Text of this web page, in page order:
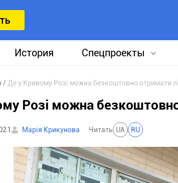
История Спецпроекты
Де у Кривому Розі можна безкоштовно отримати
Розі можна
Марія Крикунова Читать UA RU